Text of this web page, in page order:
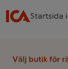
Startsida
Välj butik för